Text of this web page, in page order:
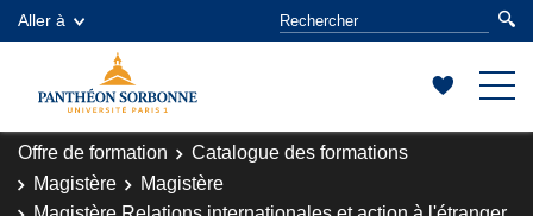
Aller à
Offre de formation
Catalogue des formations
Magistère
Magistère